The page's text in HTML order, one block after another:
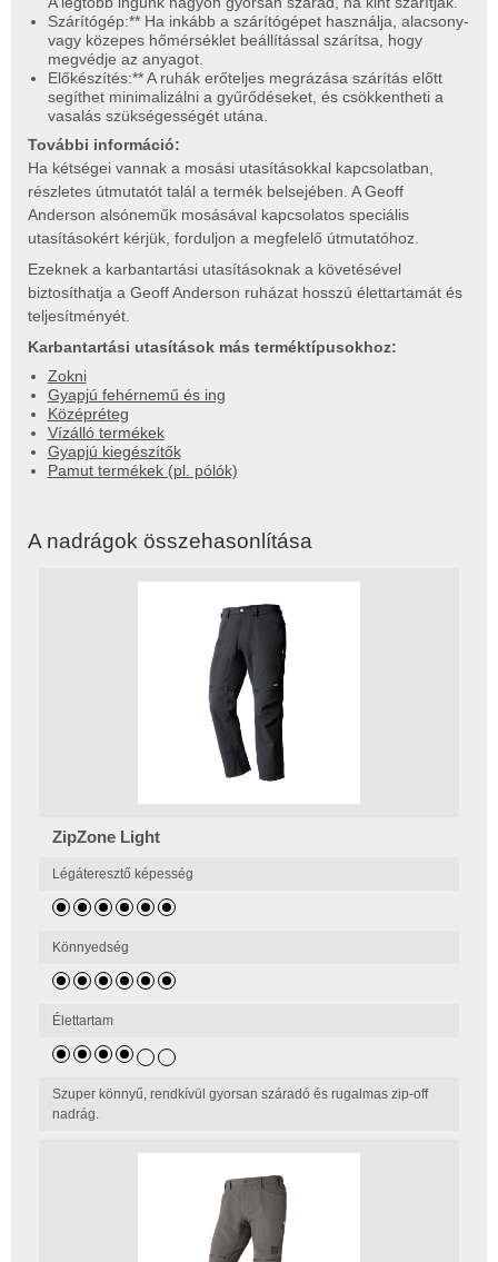
Szárítógép:** Ha inkább a szárítógépet használja, alacsony-
vagy közepes hőmérséklet beállítással szárítsa, hogy
megvédje az anyagot.
Előkészítés:** A ruhák erőteljes megrázása szárítás előtt
segíthet minimalizálni a gyűrődéseket, és csökkentheti a
vasalás szükségességét utána.
További információ:
Ha kétségei vannak a mosási utasításokkal kapcsolatban,
részletes útmutatót talál a termék belsejében. A Geoff
Anderson alsóneműk mosásával kapcsolatos speciális
utasításokért kérjük, forduljon a megfelelő útmutatóhoz.
Ezeknek a karbantartási utasításoknak a követésével
biztosíthatja a Geoff Anderson ruházat hosszú élettartamát és
teljesítményét.
Karbantartási utasítások más terméktípusokhoz:
Zokni
Gyapjú fehérnemű és ing
Középréteg
Vízálló termékek
Gyapjú kiegészítők
Pamut termékek (pl. pólók)
A nadrágok összehasonlítása
ZipZone Light
Légáteresztő képesség
Könnyedség
Élettartam
Szuper könnyű, rendkívül gyorsan száradó és rugalmas zip-off
nadrág.